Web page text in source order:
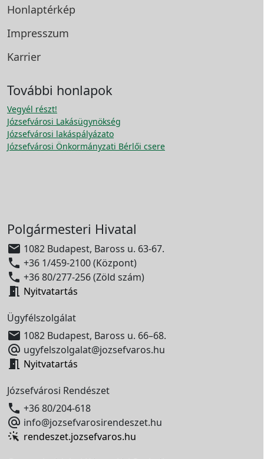
Honlaptérkép
Impresszum
Karrier
További honlapok
Vegyél részt!
Józsefvárosi Lakásügynökség
Józsefvárosi lakáspályázato
Józsefvárosi Önkormányzati Bérlői csere
Polgármesteri Hivatal
 1082 Budapest, Baross u. 63-67.
 +36 1/459-2100 (Központ)
 +36 80/277-256 (Zöld szám)
 Nyitvatartás
Ügyfélszolgálat
 1082 Budapest, Baross u. 66–68.
 ugyfelszolgalat@jozsefvaros.hu
 Nyitvatartás
Józsefvárosi Rendészet
 +36 80/204-618
 info@jozsefvarosirendeszet.hu
rendeszet.jozsefvaros.hu